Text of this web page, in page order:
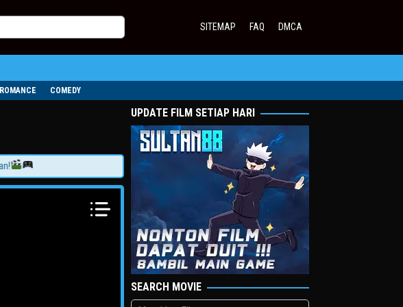
SITEMAP FAQ DMCA
ROMANCE COMEDY
UPDATE FILM SETIAP HARI
SEARCH MOVIE